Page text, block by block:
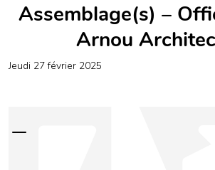
Assemblage(s) –
Arnou
jeudi 27 février 2025
—